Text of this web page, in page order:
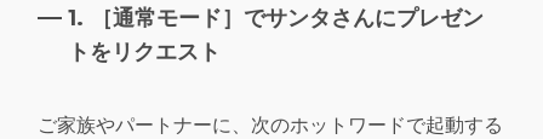
1. ［通常モード］でサンタさんにプレゼン
トをリクエスト
ご家族やパートナーに、次のホットワードで起動する